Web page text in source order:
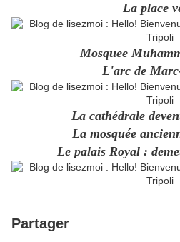
La place
Mosquee
L'arc de
La cathédrale
La mosquée
Le palais Royal :
Partager